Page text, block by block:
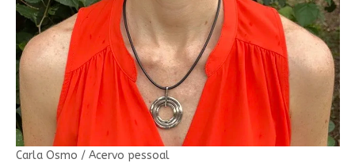
Carla Osmo / Acervo pessoal